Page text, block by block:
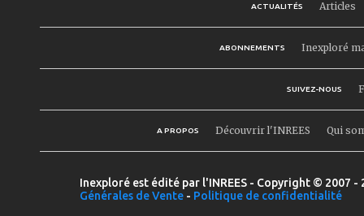
ACTUALITÉS Articles
ABONNEMENTS Inexploré
SUIVEZ-NOUS
A PROPOS Découvrir l'INREES Qui
Inexploré est édité par l'INREES - Copyright © 2007
Générales de Vente - Politique de confidentialité